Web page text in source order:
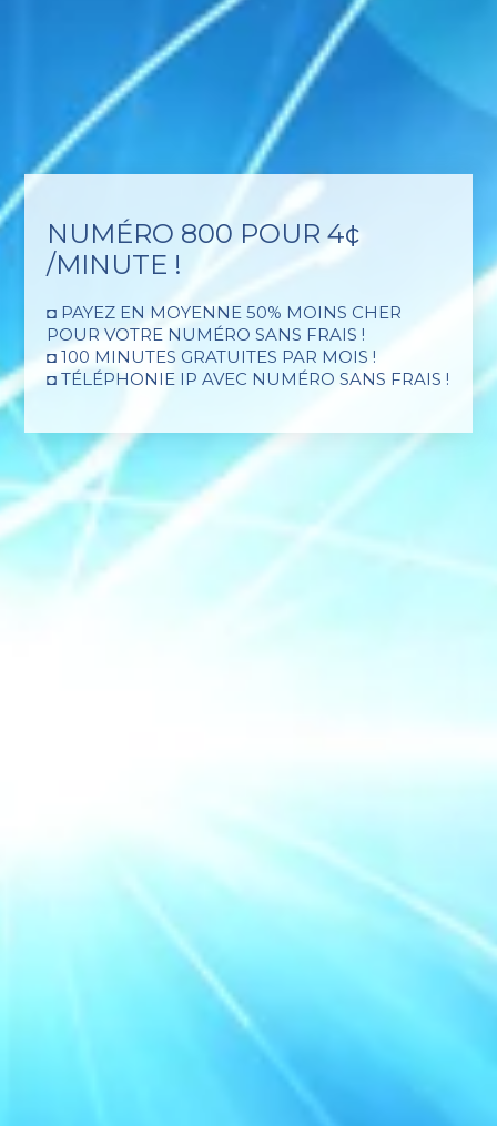
NUMÉRO 800 POUR 4¢
/MINUTE !
◘ PAYEZ EN MOYENNE 50% MOINS CHER
POUR VOTRE NUMÉRO SANS FRAIS !
◘ 100 MINUTES GRATUITES PAR MOIS !
◘ TÉLÉPHONIE IP AVEC NUMÉRO SANS FRAIS !
REDIRECTION
TÉLÉPHONIQUE
AUTOMATISÉE !
◘ MESSAGERIE IP !
◘ UNE SOLUTION IDÉALE DANS UN
CONTEXTE DE TÉLÉTRAVAIL !
EFFICACEMENT À QUI DE DROIT !
TÉLÉPHONIE IP POUR
ENTREPRISES !
◘ PASSEZ À LA TÉLÉPHONIE IP ET GAGNEZ EN
EFFICACITÉ !
◘ VOTRE ENTREPRISE MÉRITE UNE
TÉLÉPHONIE FLEXIBLE ET ÉCONOMIQUE !